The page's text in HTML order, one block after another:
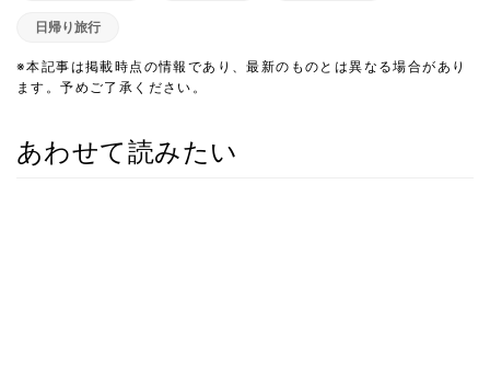
日帰り旅行
※本記事は掲載時点の情報であり、最新のものとは異なる場合があり
ます。予めご了承ください。
あわせて読みたい